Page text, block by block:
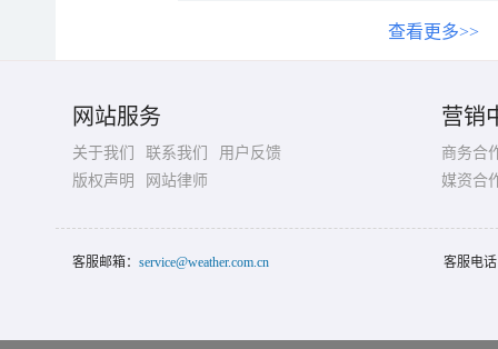
查看更多>>
网站服务
关于我们 联系我们
用户反馈
版权声明
网站律师
营销
商务合
媒资合
客服邮箱： service@weather.com.cn 客服电